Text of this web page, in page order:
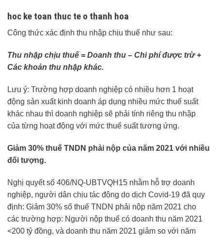
hoc ke toan thuc te o thanh hoa
Công thức xác định thu nhập chịu thuế như sau:
Thu nhập chịu thuế = Doanh thu – Chi phí được trừ +
Các khoản thu nhập khác.
Lưu ý: Trường hợp doanh nghiệp có nhiều hơn 1 hoạt
động sản xuất kinh doanh áp dụng nhiều mức thuế suất
khác nhau thì doanh nghiệp sẽ phải tính riêng thu nhập
của từng hoạt động với mức thuế suất tương ứng.
Giảm 30% thuế TNDN phải nộp của năm 2021 với nhiều
đối tượng.
Nghị quyết số 406/NQ-UBTVQH15 nhằm hỗ trợ doanh
nghiệp, người dân chịu tác động do dịch Covid-19 đã quy
định: Giảm 30% số thuế TNDN phải nộp năm 2021 cho
các trường hợp: Người nộp thuế có doanh thu năm 2021
<200 tỷ đồng, và doanh thu năm 2021 giảm so với năm